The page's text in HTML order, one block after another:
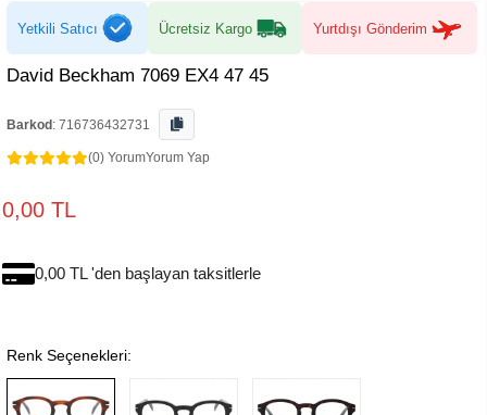
Yetkili Satıcı Ücretsiz Kargo Yurtdışı Gönderim
David Beckham 7069 EX4 47 45
Barkod : 716736432731
(0) YorumYorum Yap
0,00 TL
0,00 TL 'den başlayan taksitlerle
Renk Seçenekleri: